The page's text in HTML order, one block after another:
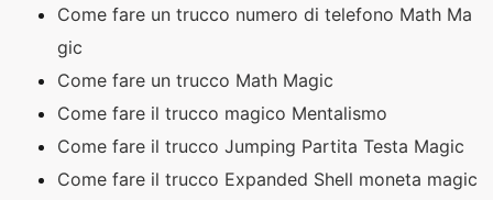
Come fare un trucco numero di telefono Math Ma
gic
Come fare un trucco Math Magic
Come fare il trucco magico Mentalismo
Come fare il trucco Jumping Partita Testa Magic
Come fare il trucco Expanded Shell moneta magic